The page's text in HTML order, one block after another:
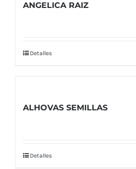
ANGELICA RAIZ
Detalles
ALHOVAS SEMILLAS
Detalles